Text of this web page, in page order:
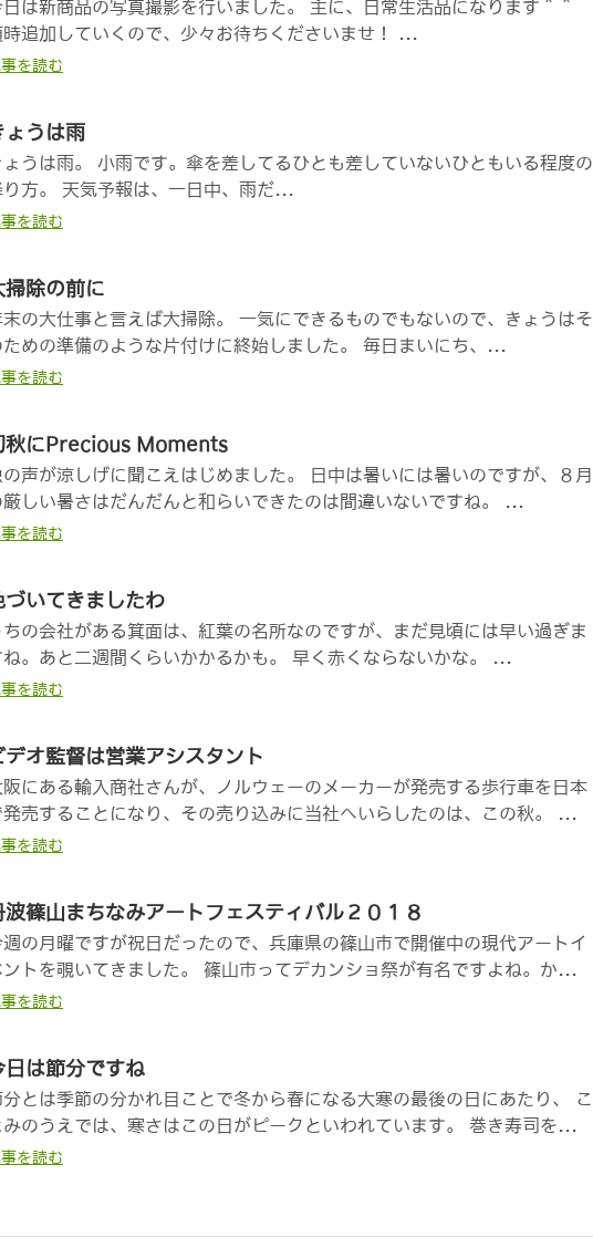
日は新商品の写真撮影を行いました。 主に、日常生活品になります＾＾
時追加していくので、少々お待ちくださいませ！ ...
を読む
ょうは雨
ょうは雨。 小雨です。傘を差してるひとも差していないひともいる程度の
り方。 天気予報は、一日中、雨だ...
を読む
掃除の前に
末の大仕事と言えば大掃除。 一気にできるものでもないので、きょうはそ
ための準備のような片付けに終始しました。 毎日まいにち、...
を読む
秋にPrecious Moments
の声が涼しげに聞こえはじめました。 日中は暑いには暑いのですが、８月
厳しい暑さはだんだんと和らいできたのは間違いないですね。 ...
を読む
づいてきましたわ
ちの会社がある箕面は、紅葉の名所なのですが、まだ見頃には早い過ぎま
ね。あと二週間くらいかかるかも。 早く赤くならないかな。 ...
を読む
デオ監督は営業アシスタント
阪にある輸入商社さんが、ノルウェーのメーカーが発売する歩行車を日本
発売することになり、その売り込みに当社へいらしたのは、この秋。 ...
を読む
波篠山まちなみアートフェスティバル２０１８
週の月曜ですが祝日だったので、兵庫県の篠山市で開催中の現代アートイ
ントを覗いてきました。 篠山市ってデカンショ祭が有名ですよね。か...
を読む
日は節分ですね
分とは季節の分かれ目ことで冬から春になる大寒の最後の日にあたり、 こ
みのうえでは、寒さはこの日がピークといわれています。 巻き寿司を...
を読む